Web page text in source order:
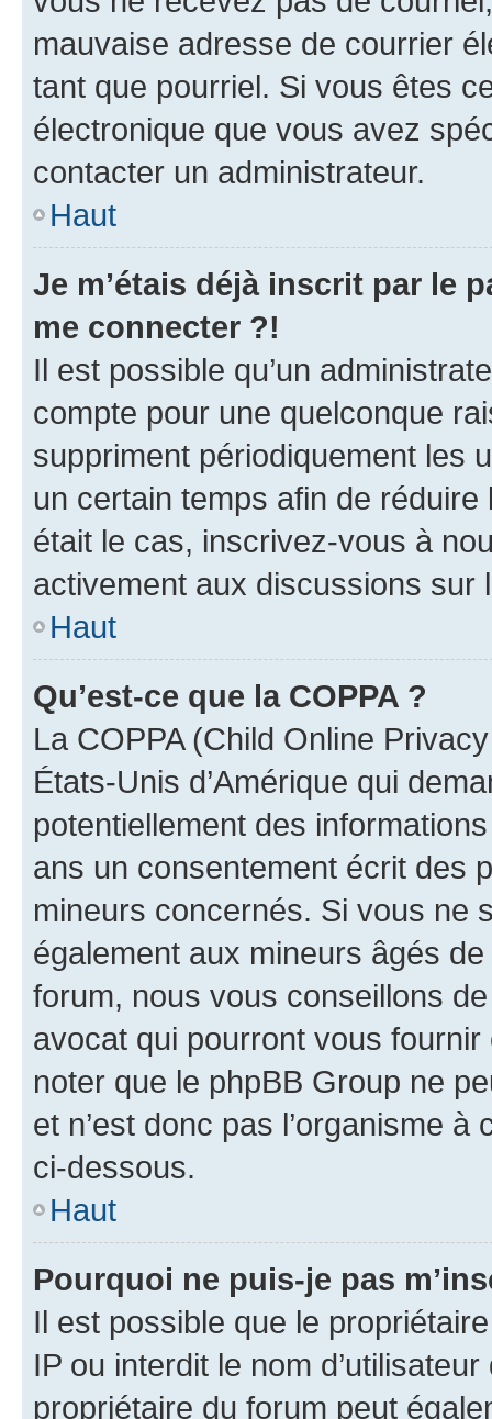
mauvaise adresse de courrier
tant que pourriel. Si vous êtes
électronique que vous avez
contacter un administrateur.
Haut
Je m’étais déjà inscrit par le
me connecter ?!
Il est possible qu’un
compte pour une quelconque
suppriment périodiquement les
un certain temps afin de
était le cas, inscrivez-vous à
activement aux discussions sur
Haut
Qu’est-ce que la COPPA ?
La COPPA (Child Online
États-Unis d’Amérique qui
potentiellement des
ans un consentement écrit des
mineurs concernés. Si vous ne
également aux mineurs âgés
forum, nous vous conseillons
avocat qui pourront vous
noter que le phpBB Group ne
et n’est donc pas l’organisme
ci-dessous.
Haut
Pourquoi ne puis-je pas
Il est possible que le
IP ou interdit le nom
propriétaire du forum peut